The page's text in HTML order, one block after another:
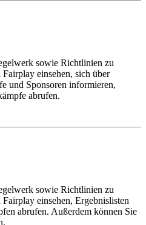
sowie Richtlinien zu
einsehen, sich über
und Sponsoren informieren,
abrufen.
sowie Richtlinien zu
einsehen, Ergebnislisten
abrufen. Außerdem können Sie